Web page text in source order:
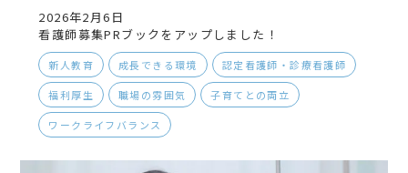
2026年2月6日
看護師募集PRブックをアップしました！
新人教育 成長できる環境 認定看護師・診療看護師
福利厚生 職場の雰囲気 子育てとの両立
ワークライフバランス